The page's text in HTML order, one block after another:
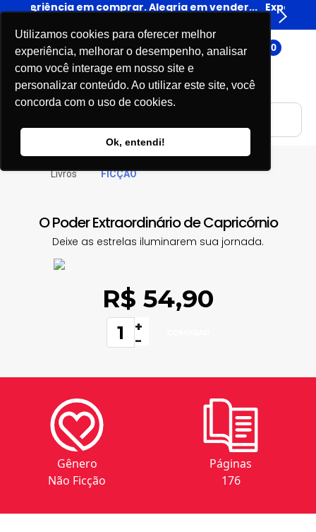
Utilizamos cookies para oferecer melhor
experiência, melhorar o desempenho, analisar
como você interage em nosso site e
personalizar conteúdo. Ao utilizar este site, você
concorda com o uso de cookies.
Ok, entendi!
vender... Experiência em comprar. Alegria em vender...
0
Livros FICÇÃO
O Poder Extraordinário de Capricórnio
Deixe as estrelas iluminarem sua jornada.
R$ 54,90
+
-
Gênero
Não Ficção
Páginas
176